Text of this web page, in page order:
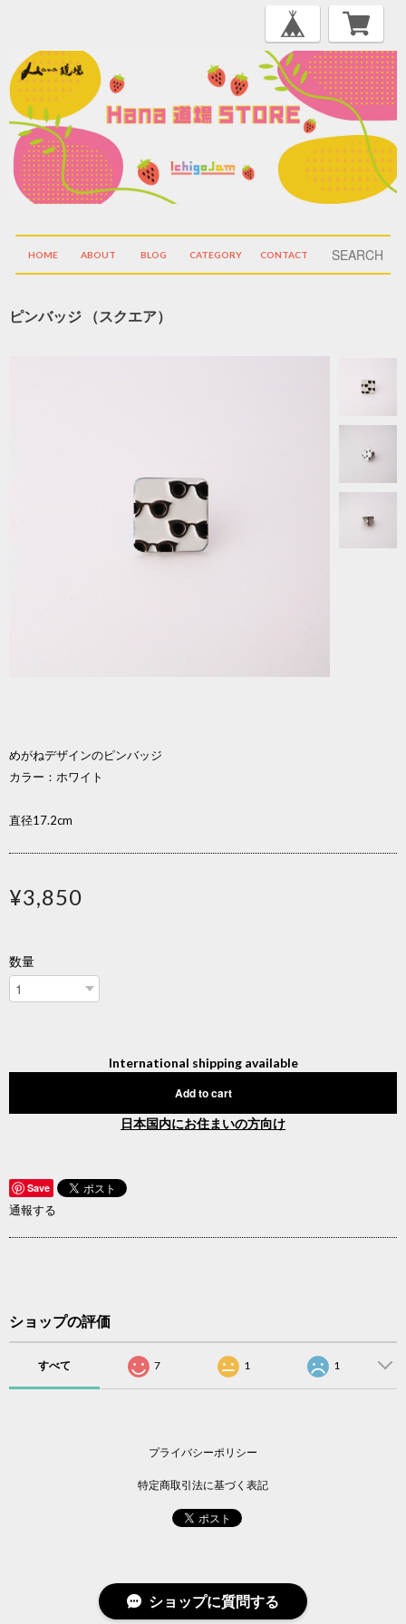
HOME ABOUT BLOG CATEGORY CONTACT
ピンバッジ （スクエア）
めがねデザインのピンバッジ
カラー：ホワイト
直径17.2cm
¥3,850
数量
International shipping available
Add to cart
日本国内にお住まいの方向け
Save
通報する
ショップの評価
すべて 7 1 1
プライバシーポリシー
特定商取引法に基づく表記
ショップに質問する